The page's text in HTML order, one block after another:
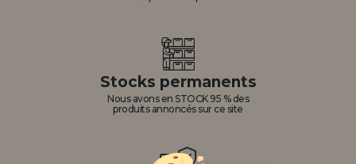
Stocks permanents
Nous avons en STOCK 95 % des
produits annoncés sur ce site